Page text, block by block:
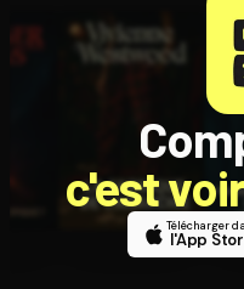
c'est
l'App